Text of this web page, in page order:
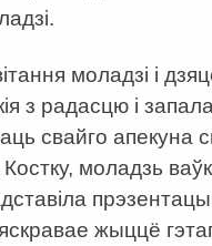
моладзi i
з радасцю i
свайго апекуна
моладзь
жыццё